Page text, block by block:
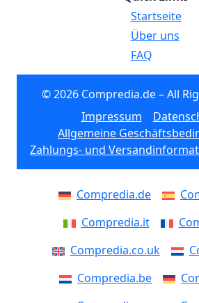
Startseite
Über uns
FAQ
© 2026 Compredia.de – All
Impressum
Allgemeine
Zahlungs- und
Compredia.de
Compredia.it
Compredia.co.uk
Compredia.be